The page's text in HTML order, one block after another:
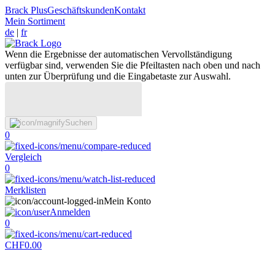
Brack PlusGeschäftskundenKontakt
Mein Sortiment
de | fr
Wenn die Ergebnisse der automatischen Vervollständigung
verfügbar sind, verwenden Sie die Pfeiltasten nach oben und nach
unten zur Überprüfung und die Eingabetaste zur Auswahl.
Suchen
0
Vergleich
0
Merklisten
Mein Konto
Anmelden
0
CHF0.00